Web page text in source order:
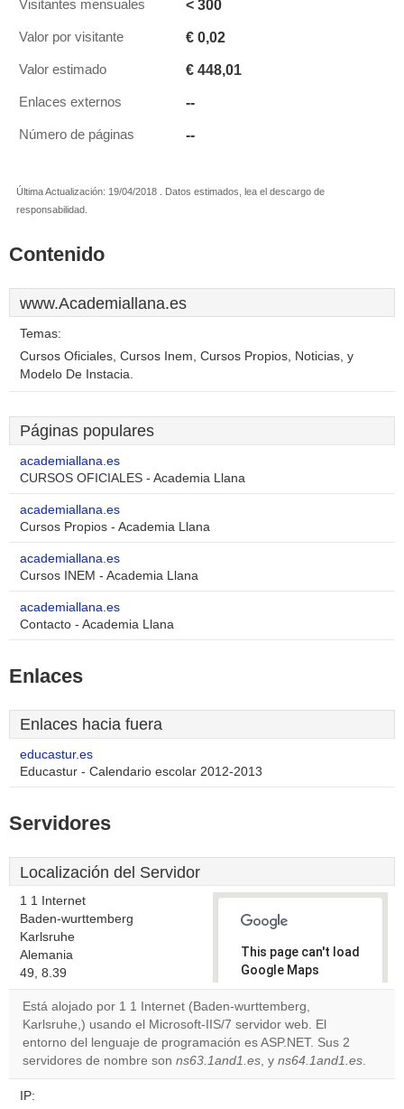
Visitantes mensuales < 300
Valor por visitante € 0,02
Valor estimado € 448,01
Enlaces externos --
Número de páginas --
Última Actualización: 19/04/2018 . Datos estimados, lea el descargo de
responsabilidad.
Contenido
www.Academiallana.es
Temas:
Cursos Oficiales, Cursos Inem, Cursos Propios, Noticias, y
Modelo De Instacia.
Páginas populares
academiallana.es
CURSOS OFICIALES - Academia Llana
academiallana.es
Cursos Propios - Academia Llana
academiallana.es
Cursos INEM - Academia Llana
academiallana.es
Contacto - Academia Llana
Enlaces
Enlaces hacia fuera
educastur.es
Educastur - Calendario escolar 2012-2013
Servidores
Localización del Servidor
1 1 Internet
Baden-wurttemberg
Karlsruhe
Alemania
49, 8.39
This page can't load
Google Maps
correctly.
Do you
own this
website?
OK
Está alojado por 1 1 Internet (Baden-wurttemberg,
Karlsruhe,) usando el Microsoft-IIS/7 servidor web. El
entorno del lenguaje de programación es ASP.NET. Sus 2
servidores de nombre son ns63.1and1.es, y ns64.1and1.es.
IP: